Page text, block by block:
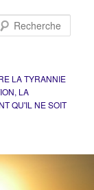
LA TYRANNIE
LA
QU'IL NE SOIT